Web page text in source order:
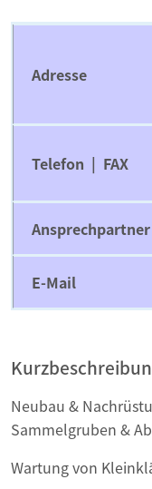
Adresse
Telefon | FAX
Ansprechpartner
E-Mail
Neubau &
Sammelgruben &
Wartung von